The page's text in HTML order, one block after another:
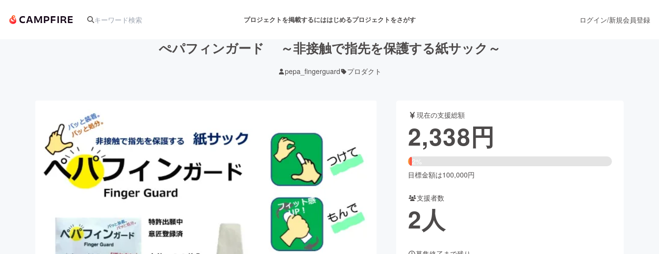
プロジェクトを掲載するにははじめるプロジェクトをさがす
アート・写真 舞台・パフォーマンス
テクノロジー・ガジェット ゲーム・サービス開発 フード・飲食店
映像・映画 書籍・雑誌出版
ビジネス・起業 ビューティー・ヘルスケア
まちづくり・地域活性化
ログイン/新規会員登録
ぺパフィンガード ～非接触で指先を保護する紙サック～
pepa_fingerguard プロダクト
現在の支援総額
2,338円
2%
目標金額は100,000円
支援者数
2人